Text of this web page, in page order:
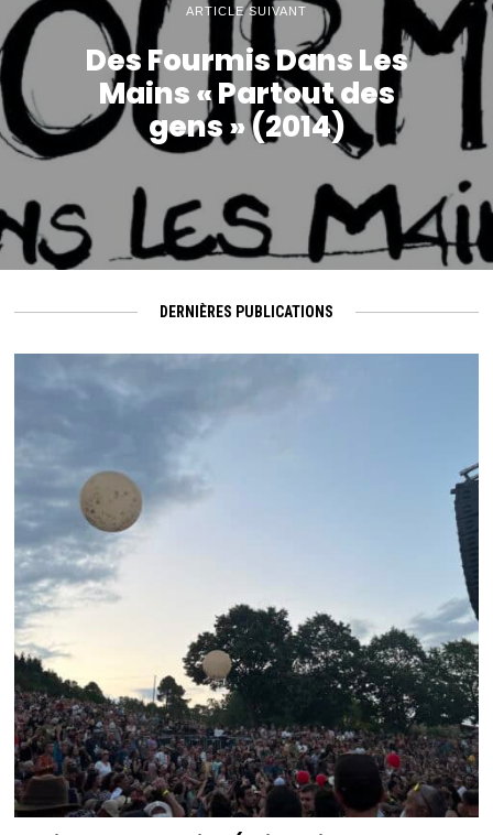
ARTICLE SUIVANT
Des Fourmis Dans Les
Mains « Partout des
gens » (2014)
DERNIÈRES PUBLICATIONS